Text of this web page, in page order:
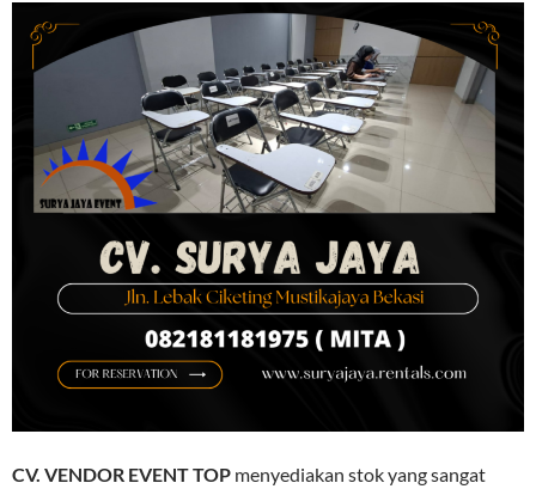
CV. VENDOR EVENT TOP menyediakan stok yang sangat